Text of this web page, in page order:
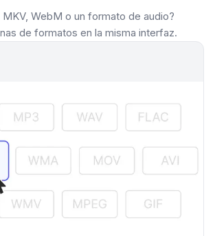
WebM o un formato de audio?
de formatos en la misma interfaz.